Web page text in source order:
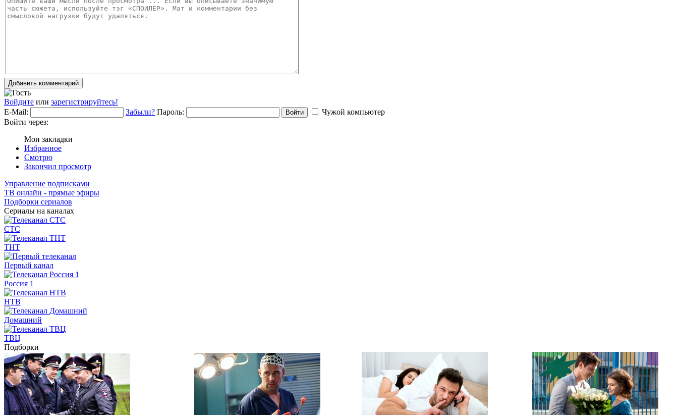
Добавить комментарий
Войдите или зарегистрируйтесь!
E-Mail:
Забыли? Пароль: Войти
Чужой компьютер
Войти через:
Мои закладки
Избранное
Смотрю
Закончил просмотр
Управление подписками
ТВ онлайн - прямые эфиры
Подборки сериалов
Сериалы на каналах
СТС
ТНТ
Первый канал
Россия 1
НТВ
Домашний
ТВЦ
Подборки